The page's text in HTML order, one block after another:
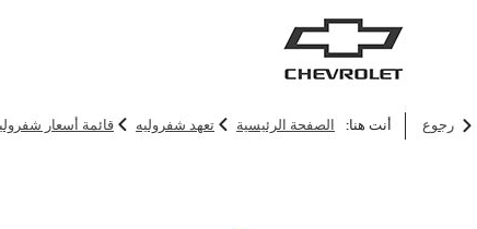
رجوع أنت هنا: الصفحة الرئيسية > تعهد شفروليه > قائمة أسعار